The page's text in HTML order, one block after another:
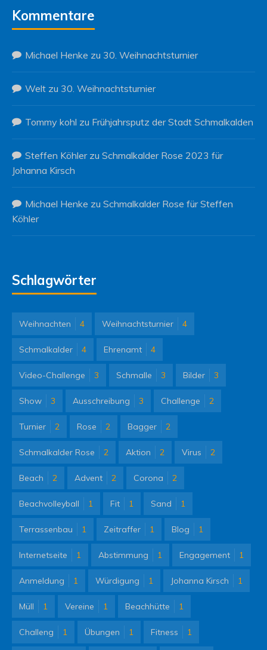
Kommentare
Michael Henke zu 30. Weihnachtsturnier
Welt zu 30. Weihnachtsturnier
Tommy kohl zu Frühjahrsputz der Stadt Schmalkalden
Steffen Köhlerzu Schmalkalder Rose 2023 für
Johanna Kirsch
Michael Henke zu Schmalkalder Rose für Steffen
Köhler
Schlagwörter
Weihnachten 4 Weihnachtsturnier 4
Schmalkalder 4 Ehrenamt 4
Video-Challenge 3 Schmalle 3 Bilder 3
Show 3 Ausschreibung 3 Challenge 2
Turnier 2 Rose 2 Bagger 2
Schmalkalder Rose 2 Aktion 2 Virus 2
Beach 2 Advent 2 Corona 2
Beachvolleyball 1 Fit 1 Sand 1
Terrassenbau 1 Zeitraffer 1 Blog 1
Internetseite 1 Abstimmung 1 Engagement 1
Anmeldung 1 Würdigung 1 Johanna Kirsch 1
Müll 1 Vereine 1 Beachhütte 1
Challeng 1 Übungen 1 Fitness 1